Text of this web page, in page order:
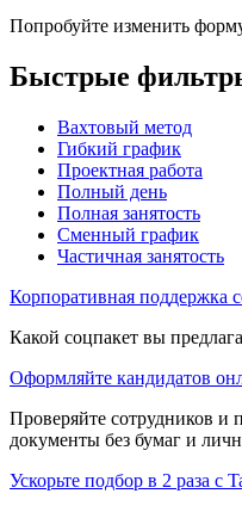
Попробуйте изменить
Быстрые
Вахтовый метод
Гибкий график
Проектная работа
Полный день
Полная занятость
Сменный график
Частичная занятость
Корпоративная поддержка
Какой соцпакет вы
Оформляйте кандидатов
Проверяйте сотрудников и
документы без бумаг и
Ускорьте подбор в 2 раза с